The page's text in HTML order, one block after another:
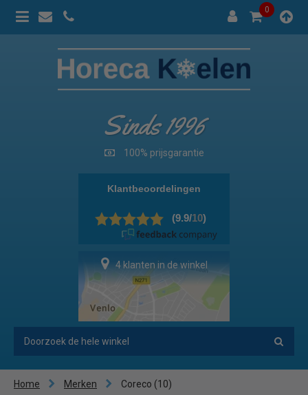
0
Sinds 1996
100% prijsgarantie
4 klanten in de winkel
Home Merken Coreco (10)